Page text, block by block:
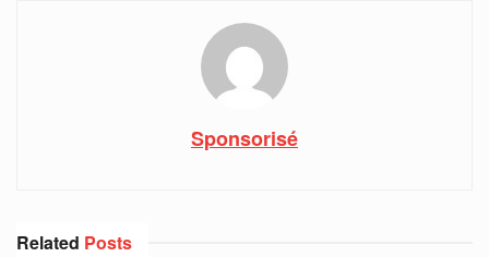
Sponsorisé
Related Posts